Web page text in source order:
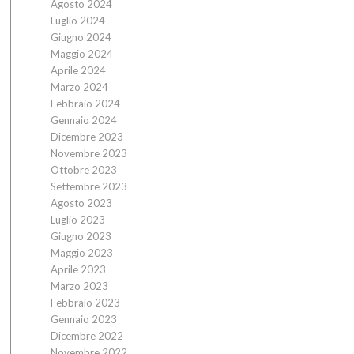
Agosto 2024
Luglio 2024
Giugno 2024
Maggio 2024
Aprile 2024
Marzo 2024
Febbraio 2024
Gennaio 2024
Dicembre 2023
Novembre 2023
Ottobre 2023
Settembre 2023
Agosto 2023
Luglio 2023
Giugno 2023
Maggio 2023
Aprile 2023
Marzo 2023
Febbraio 2023
Gennaio 2023
Dicembre 2022